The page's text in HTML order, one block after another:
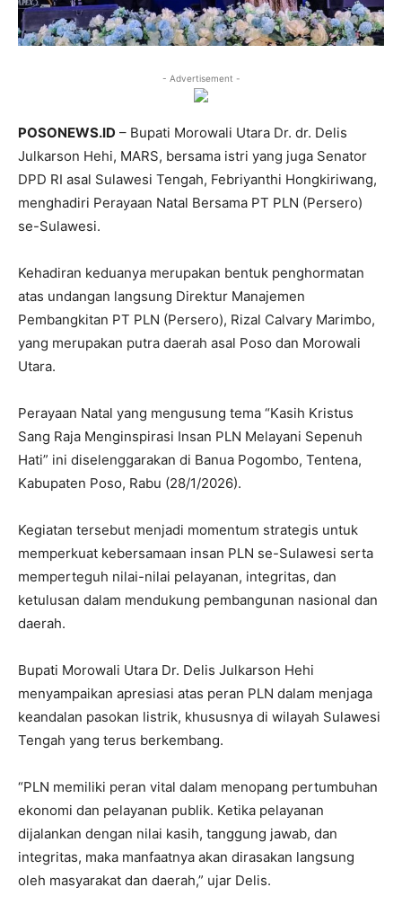
- Advertisement -
POSONEWS.ID – Bupati Morowali Utara Dr. dr. Delis
Julkarson Hehi, MARS, bersama istri yang juga Senator
DPD RI asal Sulawesi Tengah, Febriyanthi Hongkiriwang,
menghadiri Perayaan Natal Bersama PT PLN (Persero)
se-Sulawesi.
Kehadiran keduanya merupakan bentuk penghormatan
atas undangan langsung Direktur Manajemen
Pembangkitan PT PLN (Persero), Rizal Calvary Marimbo,
yang merupakan putra daerah asal Poso dan Morowali
Utara.
Perayaan Natal yang mengusung tema “Kasih Kristus
Sang Raja Menginspirasi Insan PLN Melayani Sepenuh
Hati” ini diselenggarakan di Banua Pogombo, Tentena,
Kabupaten Poso, Rabu (28/1/2026).
Kegiatan tersebut menjadi momentum strategis untuk
memperkuat kebersamaan insan PLN se-Sulawesi serta
memperteguh nilai-nilai pelayanan, integritas, dan
ketulusan dalam mendukung pembangunan nasional dan
daerah.
Bupati Morowali Utara Dr. Delis Julkarson Hehi
menyampaikan apresiasi atas peran PLN dalam menjaga
keandalan pasokan listrik, khususnya di wilayah Sulawesi
Tengah yang terus berkembang.
“PLN memiliki peran vital dalam menopang pertumbuhan
ekonomi dan pelayanan publik. Ketika pelayanan
dijalankan dengan nilai kasih, tanggung jawab, dan
integritas, maka manfaatnya akan dirasakan langsung
oleh masyarakat dan daerah,” ujar Delis.